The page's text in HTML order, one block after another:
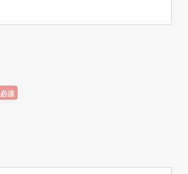
必須